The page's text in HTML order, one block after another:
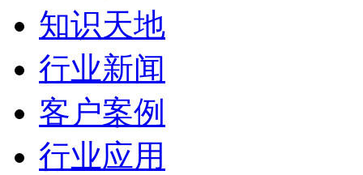
知识天地
行业新闻
客户案例
行业应用